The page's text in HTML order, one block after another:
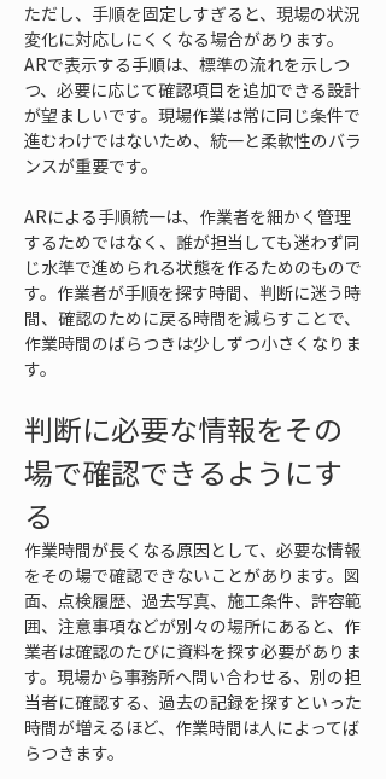
ただし、手順を固定しすぎると、現場の状況
変化に対応しにくくなる場合があります。
ARで表示する手順は、標準の流れを示しつ
つ、必要に応じて確認項目を追加できる設計
が望ましいです。現場作業は常に同じ条件で
進むわけではないため、統一と柔軟性のバラ
ンスが重要です。
ARによる手順統一は、作業者を細かく管理
するためではなく、誰が担当しても迷わず同
じ水準で進められる状態を作るためのもので
す。作業者が手順を探す時間、判断に迷う時
間、確認のために戻る時間を減らすことで、
作業時間のばらつきは少しずつ小さくなりま
す。
判断に必要な情報をその
場で確認できるようにす
る
作業時間が長くなる原因として、必要な情報
をその場で確認できないことがあります。図
面、点検履歴、過去写真、施工条件、許容範
囲、注意事項などが別々の場所にあると、作
業者は確認のたびに資料を探す必要がありま
す。現場から事務所へ問い合わせる、別の担
当者に確認する、過去の記録を探すといった
時間が増えるほど、作業時間は人によってば
らつきます。